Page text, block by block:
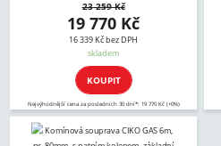
23 259 Kč
19 770 Kč
16 339 Kč bez DPH
skladem
KOUPIT
Nejvýhodnější cena za posledních 30 dní*: 19 770 Kč (+0%)